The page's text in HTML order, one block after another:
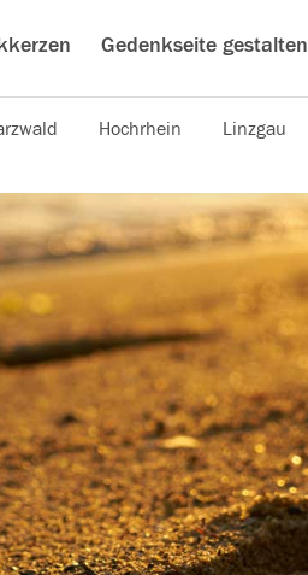
Gedenkseite gestalten
Hochrhein Linzgau